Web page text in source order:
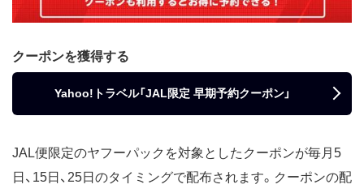
クーポンを獲得する
Yahoo!トラベル「JAL限定 早期予約クーポン」
JAL便限定のヤフーパックを対象としたクーポンが毎月5
日、15日、25日のタイミングで配布されます。クーポンの配